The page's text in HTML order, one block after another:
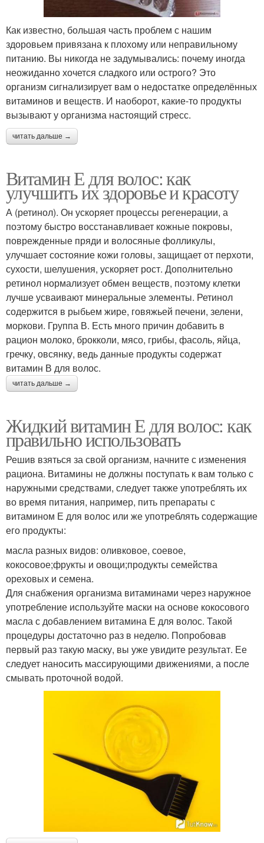
Как известно, большая часть проблем с нашим
здоровьем привязана к плохому или неправильному
питанию. Вы никогда не задумывались: почему иногда
неожиданно хочется сладкого или острого? Это
организм сигнализирует вам о недостатке определённых
витаминов и веществ. И наоборот, какие-то продукты
вызывают у организма настоящий стресс.
читать дальше →
Витамин Е для волос: как
улучшить их здоровье и красоту
А (ретинол). Он ускоряет процессы регенерации, а
поэтому быстро восстанавливает кожные покровы,
поврежденные пряди и волосяные фолликулы,
улучшает состояние кожи головы, защищает от перхоти,
сухости, шелушения, ускоряет рост. Дополнительно
ретинол нормализует обмен веществ, поэтому клетки
лучше усваивают минеральные элементы. Ретинол
содержится в рыбьем жире, говяжьей печени, зелени,
моркови. Группа В. Есть много причин добавить в
рацион молоко, брокколи, мясо, грибы, фасоль, яйца,
гречку, овсянку, ведь данные продукты содержат
витамин В для волос.
читать дальше →
Жидкий витамин Е для волос: как
правильно использовать
Решив взяться за свой организм, начните с изменения
рациона. Витамины не должны поступать к вам только с
наружными средствами, следует также употреблять их
во время питания, например, пить препараты с
витамином Е для волос или же употреблять содержащие
его продукты:
масла разных видов: оливковое, соевое,
кокосовое;фрукты и овощи;продукты семейства
ореховых и семена.
Для снабжения организма витаминами через наружное
употребление используйте маски на основе кокосового
масла с добавлением витамина Е для волос. Такой
процедуры достаточно раз в неделю. Попробовав
первый раз такую маску, вы уже увидите результат. Ее
следует наносить массирующими движениями, а после
смывать проточной водой.